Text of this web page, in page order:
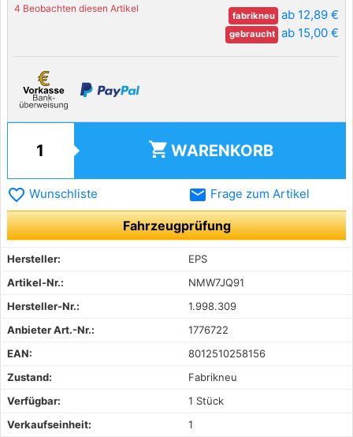
4 Beobachten diesen Artikel
fabrikneu ab 12,89 €
gebraucht ab 15,00 €
shopping_cart WARENKORB
favorite_border Wunschliste email Frage zum Artikel
Fahrzeugprüfung
Hersteller:
EPS
Artikel-Nr.:
NMW7JQ91
Hersteller-Nr.:
1.998.309
Anbieter Art.-Nr.:
1776722
EAN:
8012510258156
Zustand:
Fabrikneu
Verfügbar:
1 Stück
Verkaufseinheit:
1